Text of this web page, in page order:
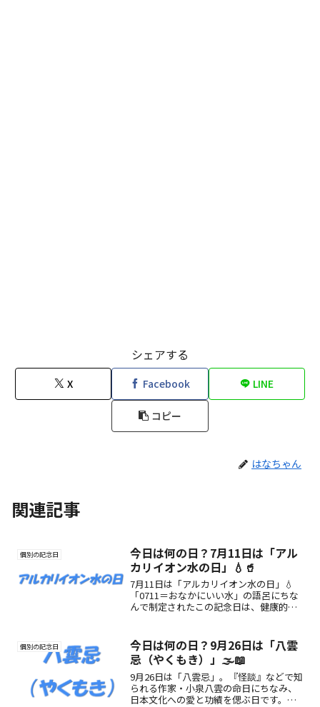
シェアする
X Facebook LINE
コピー
はなちゃん
関連記事
個別の記念日
今日は何の日？7月11日は「アル
カリイオン水の日」💧🥤
7月11日は「アルカリイオン水の日」💧
「0711＝おなかにいい水」の語呂にちな
んで制定されたこの記念日は、健康的な
慣を見直すきっかけに。
個別の記念日
今日は何の日？9月26日は「八雲
忌（やくもき）」🌫️📖
9月26日は「八雲忌」。『怪談』などで知
られる作家・小泉八雲の命日にちなみ、
日本文化への愛と功績を偲ぶ日です。彼